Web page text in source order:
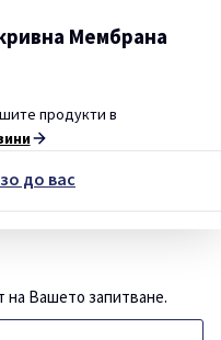
Мембрана
продукти в
до вас
на Вашето запитване.